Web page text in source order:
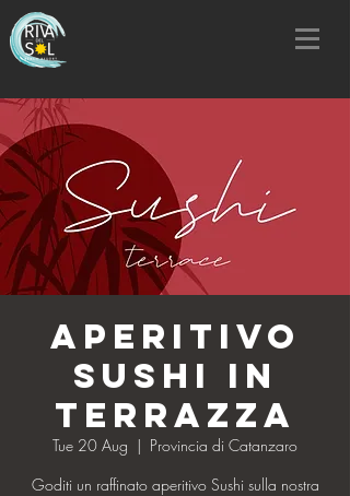
Aperitivo
Sushi in
Terrazza
Tue 20 Aug
  |
Provincia di Catanzaro
Goditi un raffinato aperitivo Sushi sulla nostra